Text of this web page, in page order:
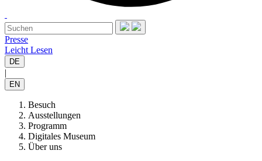
Presse
Leicht Lesen
DE
|
EN
Besuch
Ausstellungen
Programm
Digitales Museum
Über uns